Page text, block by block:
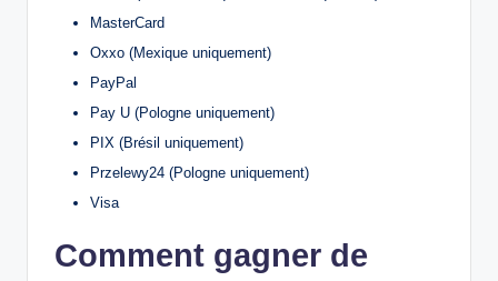
MasterCard
Oxxo (Mexique uniquement)
PayPal
Pay U (Pologne uniquement)
PIX (Brésil uniquement)
Przelewy24 (Pologne uniquement)
Visa
Comment gagner de